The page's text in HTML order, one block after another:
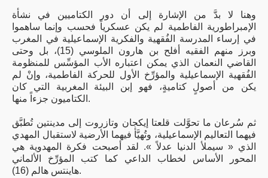
وهنا لا بدَّ من الإشارة إلى أن دور الكتاميين في نشأة
الإمبراطورية الفاطمية لم يكن عسكرياً فحسب وإنما ساهموا
في إرساء المدرسة الفُقهية والفكرية الإسماعيلية في المغرب
وبرز منهم الفقيه أفلح بن هارون الملوسي (15)، بل وحتى
القاضي النعمان الذي يمكن اعتباره الأب المؤسِّس للمنظومة
الفُقهية الإسماعيلية والمؤرِّخ الأول للحركة الفاطمية، وإنْ لم
يكن من أصولٍ كتاميةٍ، فهو إبن البيئة المغربية التي كان
الكتاميون جزءاً منها.
ثم سُرعان ما تحوَّلت قلعتا إيكجان وتازروت إلى مدينتين تُطبَّق
فيهما التعاليم الإسماعيلية، وتُهيَّأ فيهما الأرضية لاستقبال المهدي
الذي « سيملأ الدنيا عدلاً ». لقد أصبحت فكرة المهدوية هي
المحور الأساس لخطاب الداعي كما كتب المؤرِّخ الألماني
هاينتس هالم (16).